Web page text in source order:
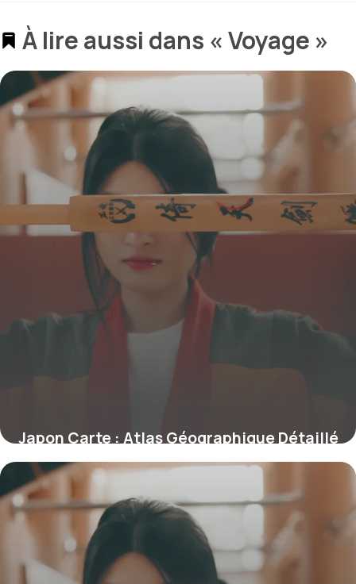
À lire aussi dans « Voyage »
Japon Carte : Atlas Géographique Détaillé
5 juillet 2026